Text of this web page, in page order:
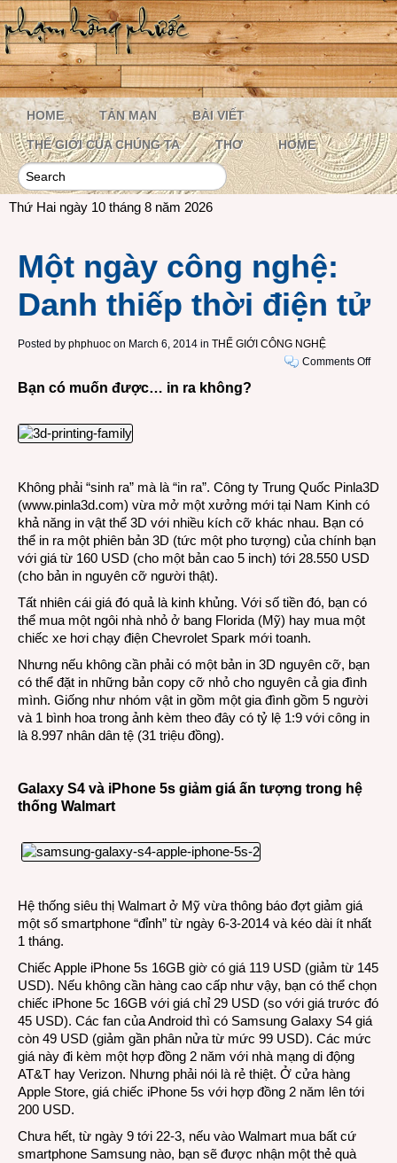
HOME TẢN MẠN BÀI VIẾT
THẾ GIỚI CỦA CHÚNG TA THƠ HOME
Thứ Hai ngày 10 tháng 8 năm 2026
Một ngày công nghệ:
Danh thiếp thời điện tử
Posted by phphuoc on March 6, 2014 in THẾ GIỚI CÔNG NGHỆ
Comments Offon
thời
Bạn có muốn được… in ra không?
Không phải “sinh ra” mà là “in ra”. Công ty Trung Quốc Pinla3D
(www.pinla3d.com) vừa mở một xưởng mới tại Nam Kinh có
khả năng in vật thể 3D với nhiều kích cỡ khác nhau. Bạn có
thể in ra một phiên bản 3D (tức một pho tượng) của chính bạn
với giá từ 160 USD (cho một bản cao 5 inch) tới 28.550 USD
(cho bản in nguyên cỡ người thật).
Tất nhiên cái giá đó quả là kinh khủng. Với số tiền đó, bạn có
thể mua một ngôi nhà nhỏ ở bang Florida (Mỹ) hay mua một
chiếc xe hơi chạy điện Chevrolet Spark mới toanh.
Nhưng nếu không cần phải có một bản in 3D nguyên cỡ, bạn
có thể đặt in những bản copy cỡ nhỏ cho nguyên cả gia đình
mình. Giống như nhóm vật in gồm một gia đình gồm 5 người
và 1 bình hoa trong ảnh kèm theo đây có tỷ lệ 1:9 với công in
là 8.997 nhân dân tệ (31 triệu đồng).
Galaxy S4 và iPhone 5s giảm giá ấn tượng trong hệ
thống Walmart
Hệ thống siêu thị Walmart ở Mỹ vừa thông báo đợt giảm giá
một số smartphone “đỉnh” từ ngày 6-3-2014 và kéo dài ít nhất
1 tháng.
Chiếc Apple iPhone 5s 16GB giờ có giá 119 USD (giảm từ 145
USD). Nếu không cần hàng cao cấp như vậy, bạn có thể chọn
chiếc iPhone 5c 16GB với giá chỉ 29 USD (so với giá trước đó
45 USD). Các fan của Android thì có Samsung Galaxy S4 giá
còn 49 USD (giảm gần phân nửa từ mức 99 USD). Các mức
giá này đi kèm một hợp đồng 2 năm với nhà mạng di động
AT&T hay Verizon. Nhưng phải nói là rẻ thiệt. Ở cửa hàng
Apple Store, giá chiếc iPhone 5s với hợp đồng 2 năm lên tới
200 USD.
Chưa hết, từ ngày 9 tới 22-3, nếu vào Walmart mua bất cứ
smartphone Samsung nào, bạn sẽ được nhận một thẻ quà